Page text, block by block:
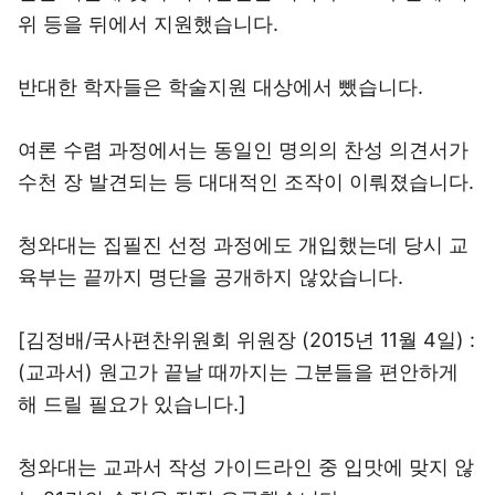
위 등을 뒤에서 지원했습니다.
반대한 학자들은 학술지원 대상에서 뺐습니다.
여론 수렴 과정에서는 동일인 명의의 찬성 의견서가
수천 장 발견되는 등 대대적인 조작이 이뤄졌습니다.
청와대는 집필진 선정 과정에도 개입했는데 당시 교
육부는 끝까지 명단을 공개하지 않았습니다.
[김정배/국사편찬위원회 위원장 (2015년 11월 4일) :
(교과서) 원고가 끝날 때까지는 그분들을 편안하게
해 드릴 필요가 있습니다.]
청와대는 교과서 작성 가이드라인 중 입맛에 맞지 않